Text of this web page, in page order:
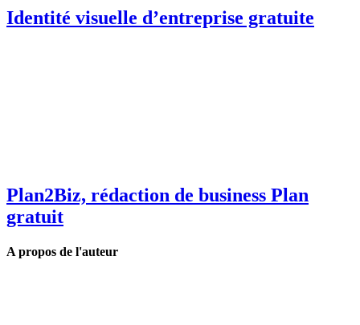
Identité visuelle d’entreprise gratuite
Plan2Biz, rédaction de business Plan
gratuit
A propos de l'auteur